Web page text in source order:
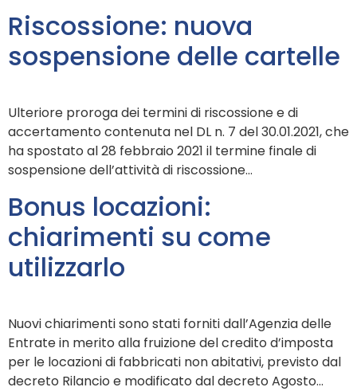
Riscossione: nuova
sospensione delle cartelle
Ulteriore proroga dei termini di riscossione e di
accertamento contenuta nel DL n. 7 del 30.01.2021, che
ha spostato al 28 febbraio 2021 il termine finale di
sospensione dell’attività di riscossione…
Bonus locazioni:
chiarimenti su come
utilizzarlo
Nuovi chiarimenti sono stati forniti dall’Agenzia delle
Entrate in merito alla fruizione del credito d’imposta
per le locazioni di fabbricati non abitativi, previsto dal
decreto Rilancio e modificato dal decreto Agosto…